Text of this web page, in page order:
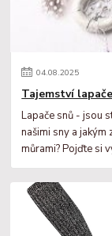
04.08.2025
Tajemství
Lapače snů - jsou
našimi sny a
můrami? Pojďte si